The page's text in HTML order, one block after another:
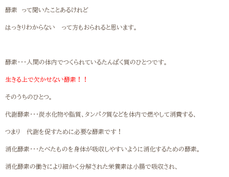
酵素 って聞いたことあるけれど
はっきりわからない って方もおられると思います。
酵素・・・人間の体内でつくられているたんぱく質のひとつです。
生きる上で欠かせない酵素！！
そのうちのひとつ。
代謝酵素・・・炭水化物や脂質、タンパク質などを体内で燃やして消費する、
つまり 代謝を促すために必要な酵素です！
消化酵素・・・たべたものを身体が吸収しやすいように消化するための酵素。
消化酵素の働きにより細かく分解された栄養素は小腸で吸収され、